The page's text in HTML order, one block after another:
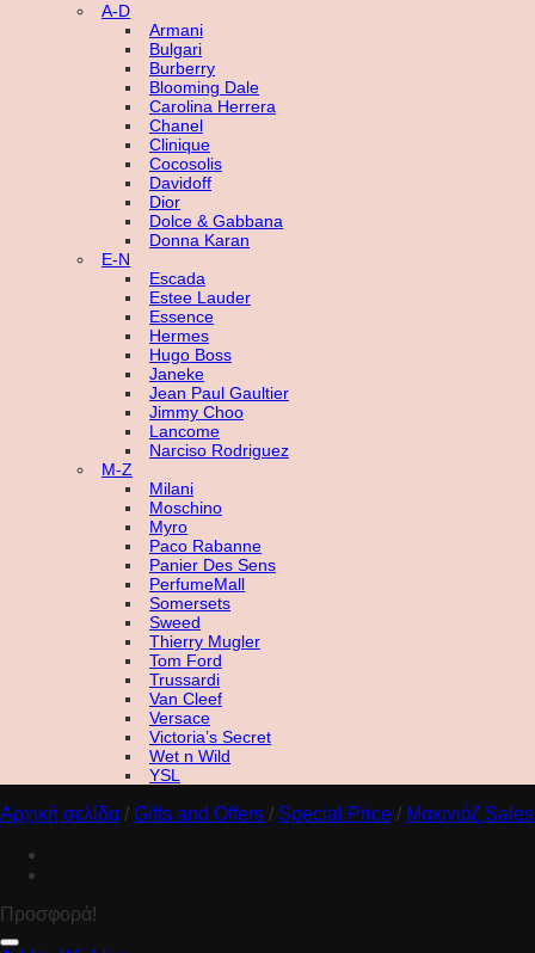
A-D
Armani
Bulgari
Burberry
Blooming Dale
Carolina Herrera
Chanel
Clinique
Cocosolis
Davidoff
Dior
Dolce & Gabbana
Donna Karan
E-N
Escada
Estee Lauder
Essence
Hermes
Hugo Boss
Janeke
Jean Paul Gaultier
Jimmy Choo
Lancome
Narciso Rodriguez
M-Z
Milani
Moschino
Myro
Paco Rabanne
Panier Des Sens
PerfumeMall
Somersets
Sweed
Thierry Mugler
Tom Ford
Trussardi
Van Cleef
Versace
Victoria’s Secret
Wet n Wild
YSL
Αρχική σελίδα / Gifts and Offers / Special Price / Μακιγιάζ Sales
Προσφορά!